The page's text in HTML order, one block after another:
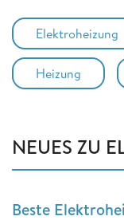
Elektroheizung
Heizung
NEUES ZU
Beste